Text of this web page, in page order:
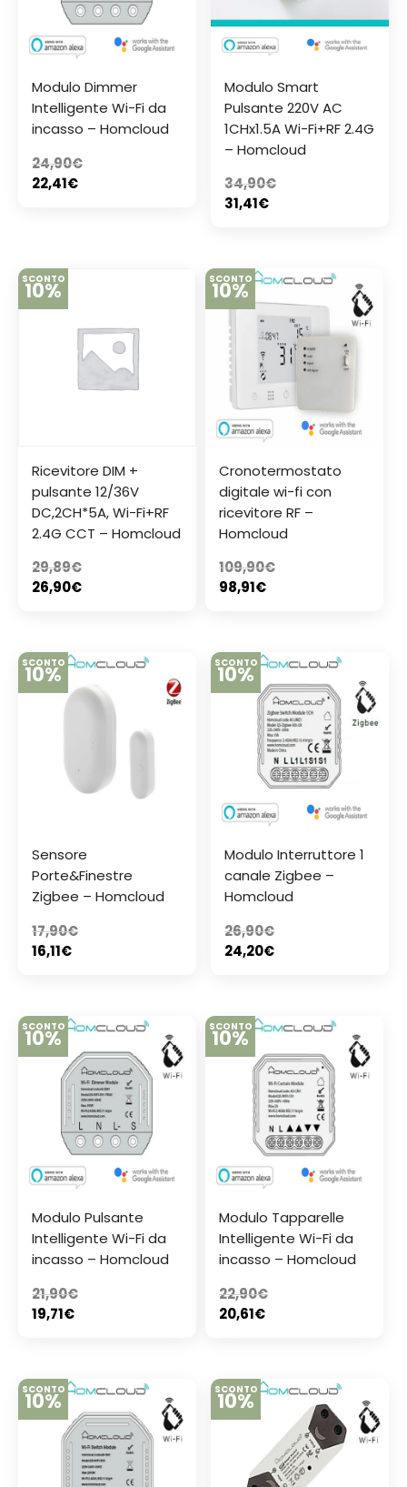
Modulo Dimmer
Intelligente Wi-Fi da
incasso – Homcloud
24,90€
22,41€
Modulo Smart
Pulsante 220V AC
1CHx1.5A Wi-Fi+RF 2.4G
– Homcloud
34,90€
31,41€
SCONTO
10%
Ricevitore DIM +
pulsante 12/36V
DC,2CH*5A, Wi-Fi+RF
2.4G CCT – Homcloud
29,89€
26,90€
SCONTO
10%
Cronotermostato
digitale wi-fi con
ricevitore RF –
Homcloud
109,90€
98,91€
SCONTO
10%
Sensore
Porte&Finestre
Zigbee – Homcloud
17,90€
16,11€
SCONTO
10%
Modulo Interruttore 1
canale Zigbee –
Homcloud
26,90€
24,20€
SCONTO
10%
Modulo Pulsante
Intelligente Wi-Fi da
incasso – Homcloud
21,90€
19,71€
SCONTO
10%
Modulo Tapparelle
Intelligente Wi-Fi da
incasso – Homcloud
22,90€
20,61€
SCONTO
10% SCONTO
10%